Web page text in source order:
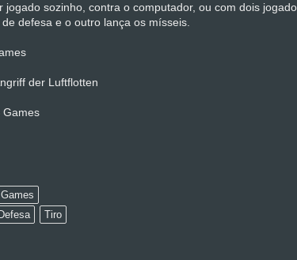
jogado sozinho, contra o computador, ou com dois
defesa e o outro lança os mísseis.
der Luftflotten
Games
Defesa Tiro